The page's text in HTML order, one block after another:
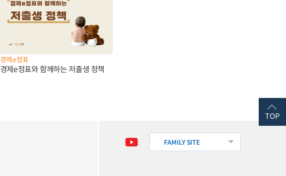
경제e정표
경제e정표와 함께하는 저출생 정책
FAMILY SITE
TOP